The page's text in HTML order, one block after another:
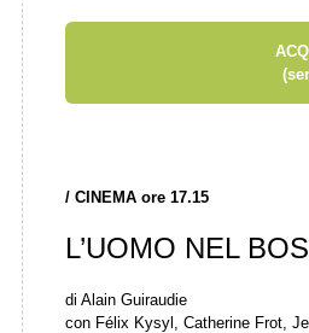
/ CINEMA ore 17.15
L’UOMO NEL
di Alain Guiraudie
con Félix Kysyl, Catherine Frot,